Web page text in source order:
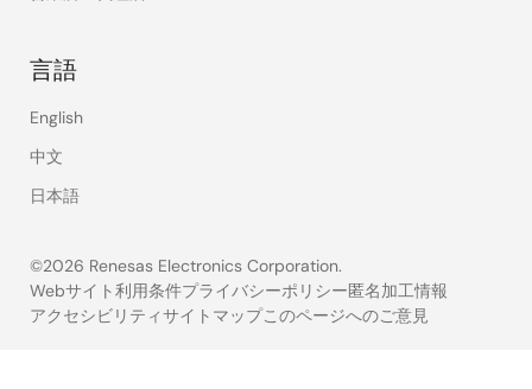
言語
English
中文
日本語
©2026 Renesas Electronics Corporation.
Legal
Webサイト利用条件プライバシーポリシー匿名加工情報
アクセシビリティサイトマップこのページへのご意見